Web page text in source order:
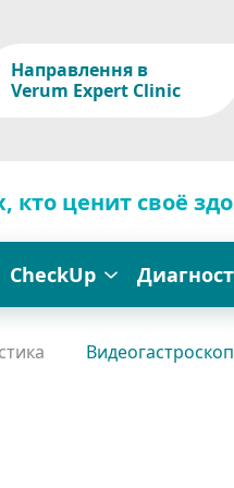
Направлення в
Verum Expert Clinic
кто ценит своё
CheckUp